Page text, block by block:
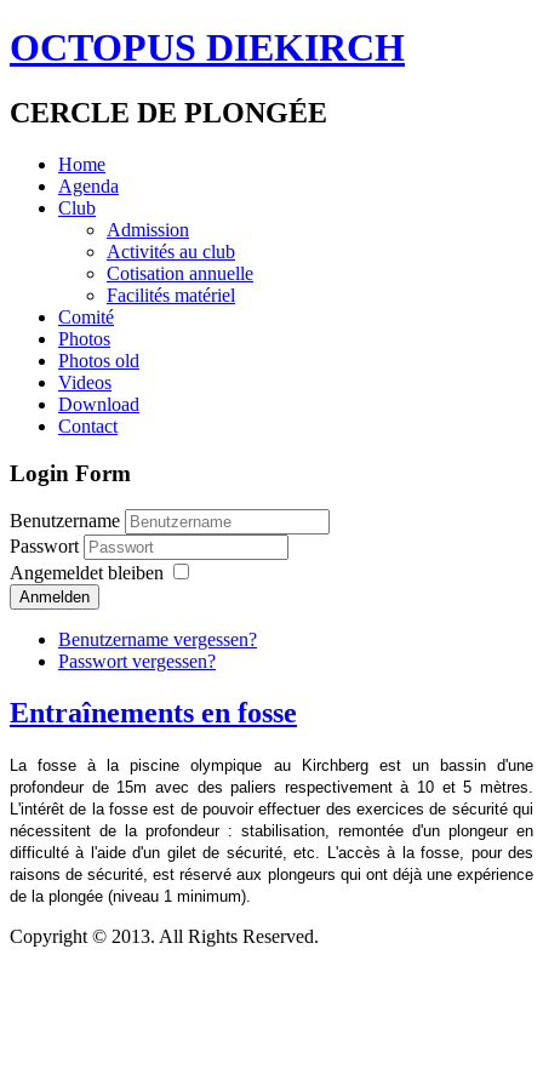
OCTOPUS DIEKIRCH
CERCLE DE PLONGÉE
Home
Agenda
Club
Admission
Activités au club
Cotisation annuelle
Facilités matériel
Comité
Photos
Photos old
Videos
Download
Contact
Login Form
Benutzername
Passwort
Angemeldet bleiben
Anmelden
Benutzername vergessen?
Passwort vergessen?
Entraînements en fosse
La fosse à la piscine olympique au Kirchberg est un bassin d'une
profondeur de 15m avec des paliers respectivement à 10 et 5 mètres.
L'intérêt de la fosse est de pouvoir effectuer des exercices de sécurité qui
nécessitent de la profondeur : stabilisation, remontée d'un plongeur en
difficulté à l'aide d'un gilet de sécurité, etc. L'accès à la fosse, pour des
raisons de sécurité, est réservé aux plongeurs qui ont déjà une expérience
de la plongée (niveau 1 minimum).
Copyright © 2013. All Rights Reserved.